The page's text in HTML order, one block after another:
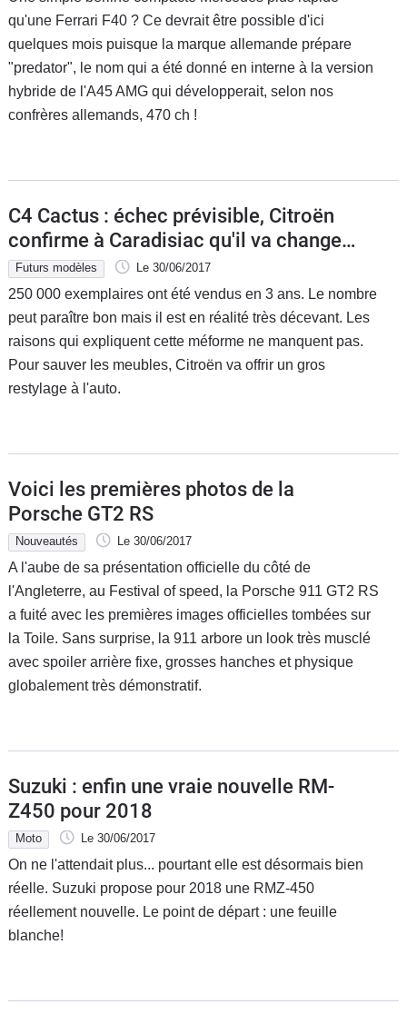
qu'une Ferrari F40 ? Ce devrait être possible d'ici
quelques mois puisque la marque allemande prépare
"predator", le nom qui a été donné en interne à la version
hybride de l'A45 AMG qui développerait, selon nos
confrères allemands, 470 ch !
C4 Cactus : échec prévisible, Citroën
confirme à Caradisiac qu'il va changer
en profondeur
Futurs modèles Le 30/06/2017
250 000 exemplaires ont été vendus en 3 ans. Le nombre
peut paraître bon mais il est en réalité très décevant. Les
raisons qui expliquent cette méforme ne manquent pas.
Pour sauver les meubles, Citroën va offrir un gros
restylage à l'auto.
Voici les premières photos de la
Porsche GT2 RS
Nouveautés Le 30/06/2017
A l'aube de sa présentation officielle du côté de
l'Angleterre, au Festival of speed, la Porsche 911 GT2 RS
a fuité avec les premières images officielles tombées sur
la Toile. Sans surprise, la 911 arbore un look très musclé
avec spoiler arrière fixe, grosses hanches et physique
globalement très démonstratif.
Suzuki : enfin une vraie nouvelle RM-
Z450 pour 2018
Moto Le 30/06/2017
On ne l'attendait plus... pourtant elle est désormais bien
réelle. Suzuki propose pour 2018 une RMZ-450
réellement nouvelle. Le point de départ : une feuille
blanche!